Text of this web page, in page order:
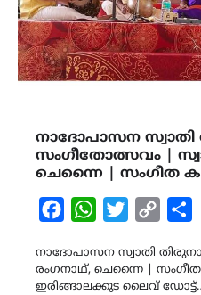
നാദോപാസന
സംഗീതോത്സവം |
ചെന്നൈ | സംഗീത
FacebookWhatsAppTwitterCopy
നാദോപാസന സ്വാതി
രംഗനാഥ്, ചെന്നൈ |
ഇരിങ്ങാലക്കുട ലൈവ്